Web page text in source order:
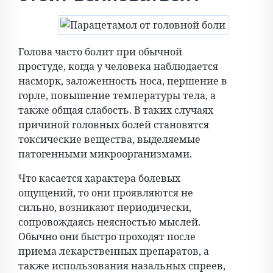
Голова часто болит при обычной
простуде, когда у человека наблюдается
насморк, заложенность носа, першение в
горле, повышение температуры тела, а
также общая слабость. В таких случаях
причиной головных болей становятся
токсические вещества, выделяемые
патогенными микроорганизмами.
Что касается характера болевых
ощущений, то они проявляются не
сильно, возникают периодически,
сопровождаясь неясностью мыслей.
Обычно они быстро проходят после
приема лекарственных препаратов, а
также использования назальных спреев,